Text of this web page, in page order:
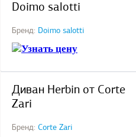
Doimo salotti
Бренд: Doimo salotti
Узнать цену
Диван Herbin от Corte
Zari
Бренд: Corte Zari